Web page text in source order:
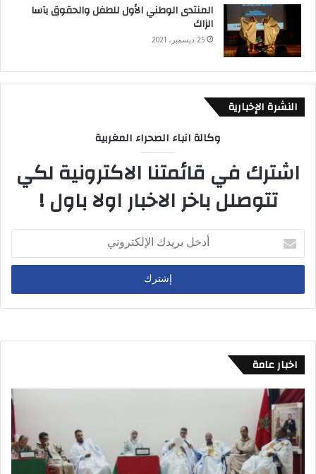
المنتدى الوطني الأول للطفل والحقوق بآسا
الزاك
25 ديسمبر، 2021
النشرة الإخبارية
وكالة انباء الصحراء المغربية
اشترك في قائمتنا الاكترونية لكي
تتوصلل باخر الاخبار اولا باول !
أدخل
بريدك
الإلكتروني
اخبار عامة